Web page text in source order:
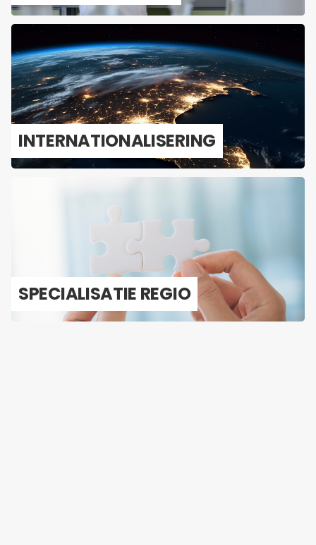
IN­TER­NA­TI­O­NA­LI­SE­RING
SPE­CI­A­LI­SA­TIE REGIO